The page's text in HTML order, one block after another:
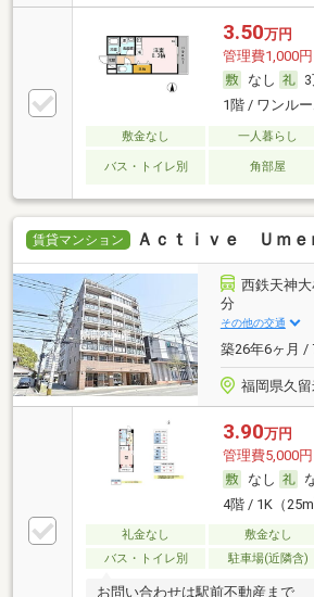
3.50万円
管理費1,000円
なし
1階 / ワンル
敷金なし 一人暮らし
バス・トイレ別 角部屋
賃貸マンション Ａｃｔｉｖｅ Ｕｍｅ
西鉄天神
分
その他の交通
築26年6ヶ月 /
福岡県久
3.90万円
管理費5,000円
なし
4階 / 1K（25m
礼金なし 敷金なし
バス・トイレ別
駐車場(近隣含)
お問い合わせは駅前不動産まで